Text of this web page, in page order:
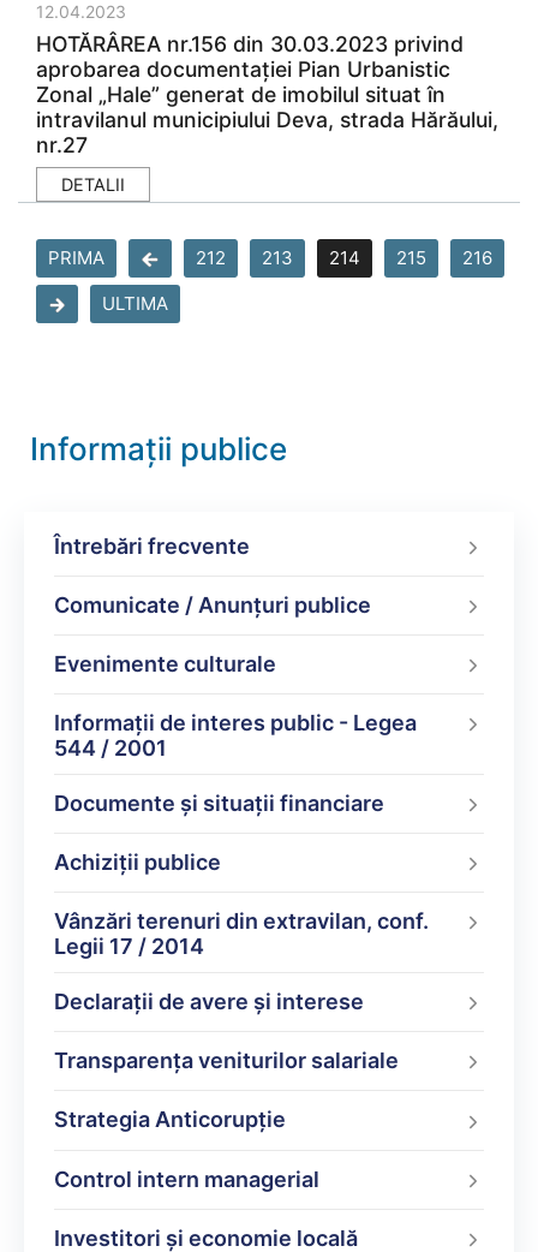
12.04.2023
HOTĂRÂREA nr.156 din 30.03.2023 privind
aprobarea documentației Pian Urbanistic
Zonal „Hale” generat de imobilul situat în
intravilanul municipiului Deva, strada Hărăului,
nr.27
DETALII
PRIMA 212 213 214 215 216
ULTIMA
Informații publice
Întrebări frecvente
Comunicate / Anunțuri publice
Evenimente culturale
Informații de interes public - Legea
544 / 2001
Documente şi situaţii financiare
Achiziții publice
Vânzări terenuri din extravilan, conf.
Legii 17 / 2014
Declarații de avere şi interese
Transparența veniturilor salariale
Strategia Anticorupție
Control intern managerial
Investitori și economie locală